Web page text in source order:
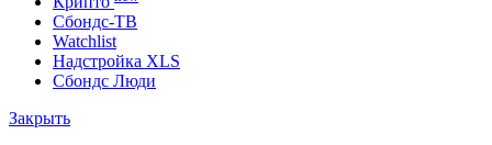
ЦФА
Best bid/ask
Золото
Крипто new
Watchlist